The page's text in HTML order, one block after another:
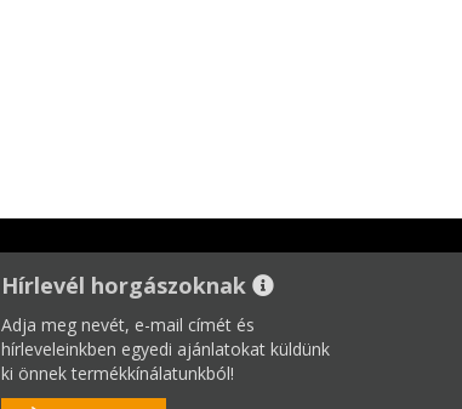
Hírlevél horgászoknak
Adja meg nevét, e-mail címét és
hírleveleinkben egyedi ajánlatokat küldünk
ki önnek termékkínálatunkból!